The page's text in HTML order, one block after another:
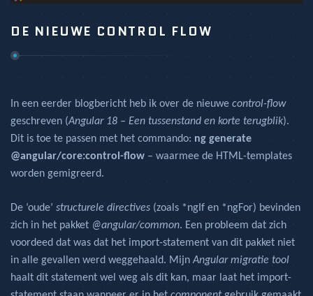
DE NIEUWE CONTROL FLOW
In een eerder blogbericht heb ik over de nieuwe control-flow
geschreven (Angular 18 – Een tussenstand en korte terugblik).
Dit is toe te passen met het commando: ng generate
@angular/core:control-flow – waarmee de HTML-templates
worden gemigreerd.
De ‘oude’ structurele directives (zoals *ngIf en *ngFor) bevinden
zich in het pakket @angular/common. Een probleem dat zich
voordeed dat was dat het import-statement van dit pakket niet
in alle gevallen werd weggehaald. MijnAngular migratie tool
haalt dit statement wel weg als dit kan, maar laat het import-